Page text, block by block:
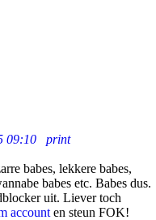
09:10
print
babes, lekkere babes,
babes etc. Babes dus.
uit. Liever toch
account en steun FOK!